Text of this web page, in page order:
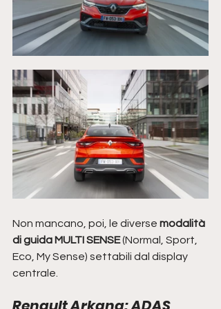
Non mancano, poi, le diverse modalità
di guida MULTI SENSE (Normal, Sport,
Eco, My Sense) settabili dal display
centrale.